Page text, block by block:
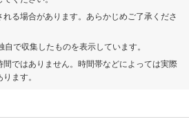
る場合があります。あらかじめご了承くださ
で収集したものを表示しています。
ではありません。時間帯などによっては実際
ます。